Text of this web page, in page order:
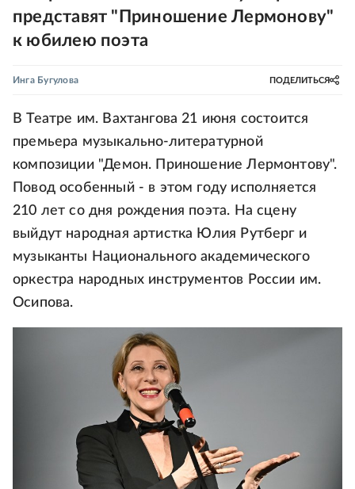
представят "Приношение Лермонову"
к юбилею поэта
Инга Бугулова ПОДЕЛИТЬСЯ
В Театре им. Вахтангова 21 июня состоится
премьера музыкально-литературной
композиции "Демон. Приношение Лермонтову".
Повод особенный - в этом году исполняется
210 лет со дня рождения поэта. На сцену
выйдут народная артистка Юлия Рутберг и
музыканты Национального академического
оркестра народных инструментов России им.
Осипова.